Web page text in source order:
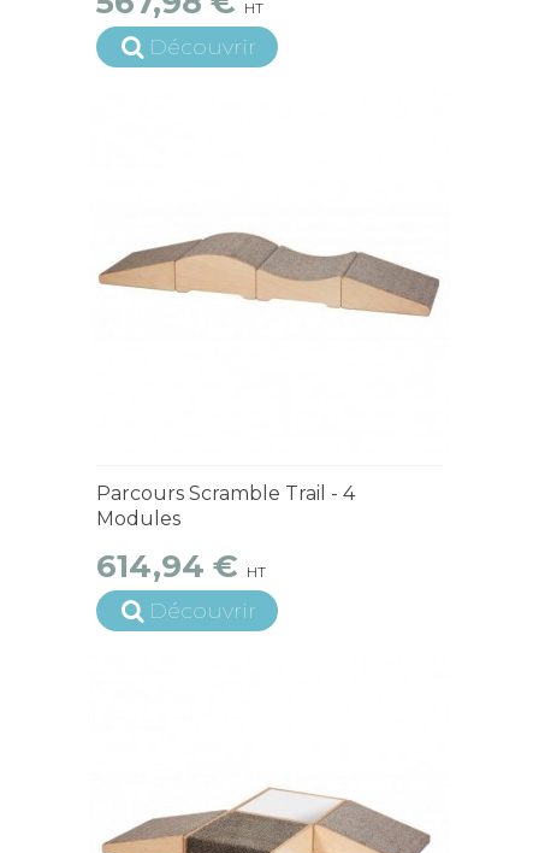
HT
Découvrir
Parcours Scramble Trail - 4
Modules
614,94 € HT
Découvrir